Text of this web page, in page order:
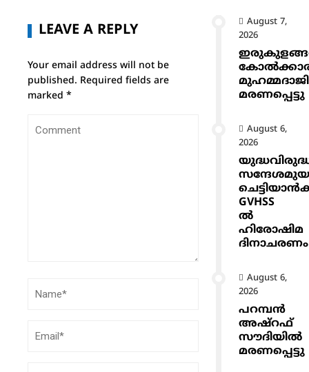
LEAVE A REPLY
Your email address will not be
published. Required fields are
marked *
August 7,
2026
മുഹമ്മദാജി
മരണപ്പെട്ടു
August 6,
2026
GVHSS
ൽ
ഹിരോഷിമ
ദിനാചരണം
August 6,
2026
പറമ്പൻ
അഷ്‌റഫ്
സൗദിയിൽ
മരണപ്പെട്ടു